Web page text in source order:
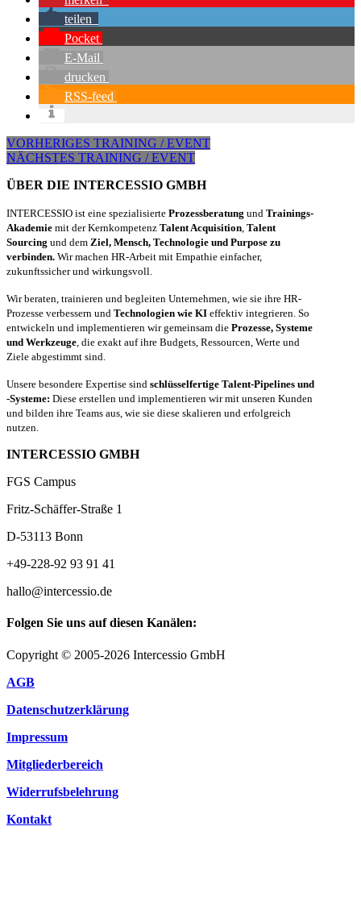
teilen
Pocket
E-Mail
drucken
RSS-feed
VORHERIGES TRAINING / EVENT
NÄCHSTES TRAINING / EVENT
ÜBER DIE INTERCESSIO GMBH
INTERCESSIO ist eine spezialisierte Prozessberatung und Trainings-
Akademie mit der Kernkompetenz Talent Acquisition, Talent
Sourcing und dem Ziel, Mensch, Technologie und Purpose zu
verbinden. Wir machen HR-Arbeit mit Empathie einfacher,
zukunftssicher und wirkungsvoll.
Wir beraten, trainieren und begleiten Unternehmen, wie sie ihre HR-
Prozesse verbessern und Technologien wie KI effektiv integrieren. So
entwickeln und implementieren wir gemeinsam die Prozesse, Systeme
und Werkzeuge, die exakt auf ihre Budgets, Ressourcen, Werte und
Ziele abgestimmt sind.
Unsere besondere Expertise sind schlüsselfertige Talent-Pipelines und
-Systeme: Diese erstellen und implementieren wir mit unseren Kunden
und bilden ihre Teams aus, wie sie diese skalieren und erfolgreich
nutzen.
INTERCESSIO GMBH
FGS Campus
Fritz-Schäffer-Straße 1
D-53113 Bonn
+49-228-92 93 91 41
hallo@intercessio.de
Folgen Sie uns auf diesen Kanälen:
Copyright © 2005-2026 Intercessio GmbH
AGB
Datenschutzerklärung
Impressum
Mitgliederbereich
Widerrufsbelehrung
Kontakt